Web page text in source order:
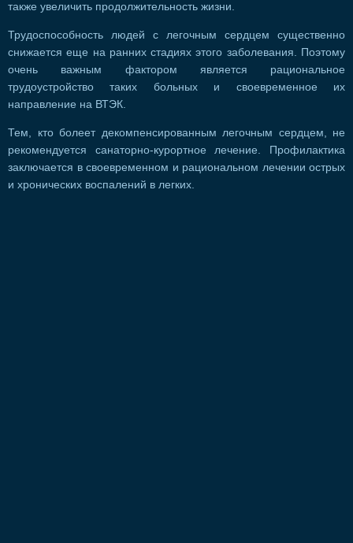
также увеличить продолжительность жизни.
Трудоспособность людей с легочным сердцем существенно
снижается еще на ранних стадиях этого заболевания. Поэтому
очень важным фактором является рациональное
трудоустройство таких больных и своевременное их
направление на ВТЭК.
Тем, кто болеет декомпенсированным легочным сердцем, не
рекомендуется санаторно-курортное лечение. Профилактика
заключается в своевременном и рациональном лечении острых
и хронических воспалений в легких.